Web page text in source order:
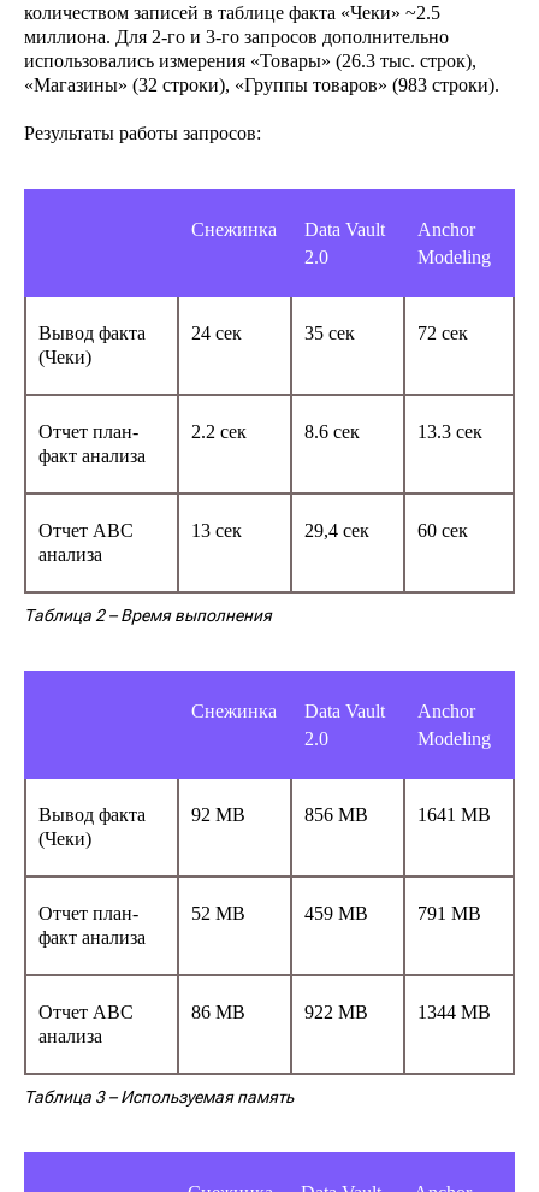
количеством записей в таблице факта «Чеки» ~2.5
миллиона. Для 2-го и 3-го запросов дополнительно
использовались измерения «Товары» (26.3 тыс. строк),
«Магазины» (32 строки), «Группы товаров» (983 строки).
Результаты работы запросов:
Снежинка
Data Vault
2.0
Anchor
Modeling
Вывод факта
(Чеки)
24 сек 35 сек 72 сек
Отчет план-
факт анализа
2.2 сек 8.6 сек 13.3 сек
Отчет ABC
анализа
13 сек 29,4 сек 60 сек
Таблица 2– Время выполнения
Снежинка
Data Vault
2.0
Anchor
Modeling
Вывод факта
(Чеки)
92 MB 856 МВ 1641 MB
Отчет план-
факт анализа
52 MB 459 МВ 791 MB
Отчет ABC
анализа
86 MB 922 МВ 1344 MB
Таблица 3– Используемая память
Кейсы
Мероприятия
Главная
Планировщик
пространства
Разработка BI-
Ласмарт.Аналитика
Ласмарт. Аналитика
для дистрибьютеров
Ласмарт.
Качество данных
info@lasmart.ru
Политика
конфиденциальности